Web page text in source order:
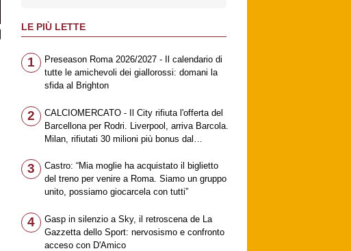
LE PIÙ LETTE
1
Preseason Roma 2026/2027 - Il calendario di
tutte le amichevoli dei giallorossi: domani la
sfida al Brighton
2
CALCIOMERCATO - Il City rifiuta l'offerta del
Barcellona per Rodri. Liverpool, arriva Barcola.
Milan, rifiutati 30 milioni più bonus dal
Gabriel Jesus. Fiorentina, ufficiale
Mastantuono
3
Castro: “Mia moglie ha acquistato il biglietto
del treno per venire a Roma. Siamo un gruppo
unito, possiamo giocarcela con tutti”
4
Gasp in silenzio a Sky, il retroscena de La
Gazzetta dello Sport: nervosismo e confronto
acceso con D'Amico